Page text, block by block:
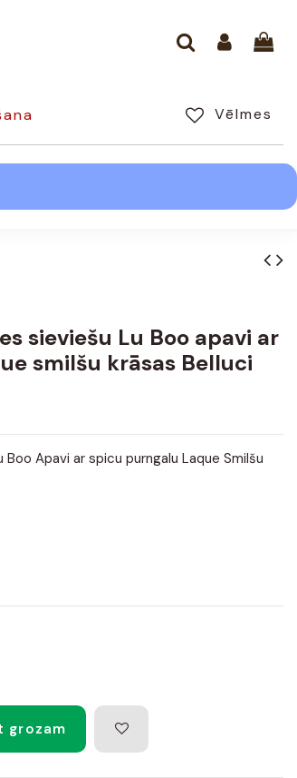
Vēlmes
sieviešu Lu Boo apavi ar
smilšu krāsas Belluci
Apavi ar spicu purngalu Laque Smilšu
grozam